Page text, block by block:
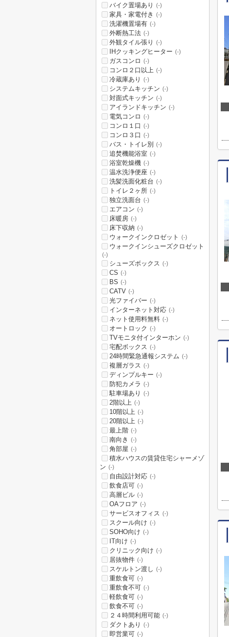
バイク置場あり (-)
家具・家電付き (-)
洗濯機置場有 (-)
外断熱工法 (-)
外観タイル張り (-)
IHクッキングヒーター (-)
ガスコンロ (-)
コンロ２口以上 (-)
冷蔵庫あり (-)
システムキッチン (-)
対面式キッチン (-)
アイランドキッチン (-)
電気コンロ (-)
コンロ１口 (-)
コンロ３口 (-)
バス・トイレ別 (-)
追焚機能浴室 (-)
浴室乾燥機 (-)
温水洗浄便座 (-)
洗髪洗面化粧台 (-)
トイレ２ヶ所 (-)
独立洗面台 (-)
エアコン (-)
床暖房 (-)
床下収納 (-)
ウォークインクロゼット (-)
ウォークインシューズクロゼット
(-)
シューズボックス (-)
CS (-)
BS (-)
CATV (-)
光ファイバー (-)
インターネット対応 (-)
ネット使用料無料 (-)
オートロック (-)
TVモニタ付インターホン (-)
宅配ボックス (-)
24時間緊急通報システム (-)
複層ガラス (-)
ディンプルキー (-)
防犯カメラ (-)
駐車場あり (-)
2階以上 (-)
10階以上 (-)
20階以上 (-)
最上階 (-)
南向き (-)
角部屋 (-)
積水ハウスの賃貸住宅シャーメゾ
ン (-)
自由設計対応 (-)
飲食店可 (-)
高層ビル (-)
OAフロア (-)
サービスオフィス (-)
スクール向け (-)
SOHO向け (-)
IT向け (-)
クリニック向け (-)
居抜物件 (-)
スケルトン渡し (-)
重飲食可 (-)
重飲食不可 (-)
軽飲食可 (-)
飲食不可 (-)
２４時間利用可能 (-)
ダクトあり (-)
即営業可 (-)